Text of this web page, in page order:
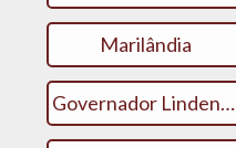
Marilândia
Governador Lindenberg